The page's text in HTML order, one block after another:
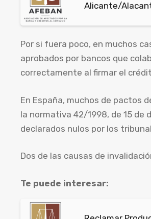
Alicante/
Por si fuera poco, en muchos
aprobados por bancos que
correctamente al firmar el
En España, muchos de pactos
la normativa 42/1998, de 15 de
declarados nulos por los
Dos de las causas de
Te puede interesar: